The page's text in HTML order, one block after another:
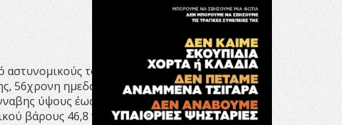
αστυνομικούς του Τμήματος
56χρονη ημεδαπή, καθώς
ύψους έως 35 εκατοστών.
βάρους 46,8 γραμμαρίων.